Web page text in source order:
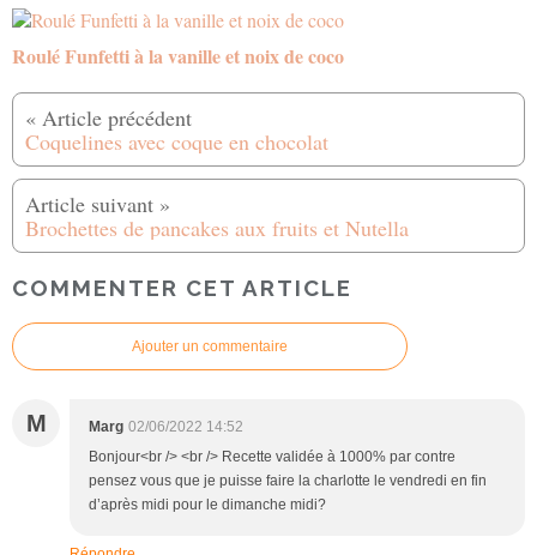
Roulé Funfetti à la vanille et noix de coco
Coquelines avec coque en chocolat
Brochettes de pancakes aux fruits et Nutella
COMMENTER CET ARTICLE
Ajouter un commentaire
M Marg 02/06/2022 14:52
Bonjour<br /> <br /> Recette validée à 1000% par contre
pensez vous que je puisse faire la charlotte le vendredi en fin
d’après midi pour le dimanche midi?